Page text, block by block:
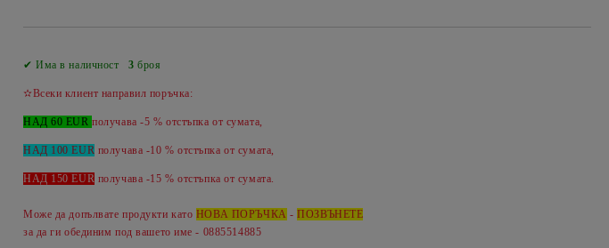
✔ Има в наличност3 броя
✫Всеки клиент направил поръчка:
НАД 60 EURполучава -5 % отстъпка от сумата,
НАД 100 EUR получава -10 % отстъпка от сумата,
НАД 150 EUR получава -15 %отстъпка от сумата.
Може да допълвате продукти като НОВА ПОРЪЧКА -ПОЗВЪНЕТЕ
за да ги обединим под вашето име - 0885514885